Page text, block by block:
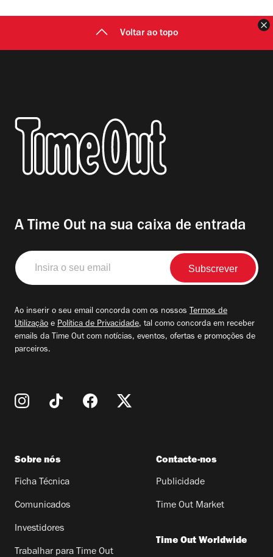
Voltar ao topo
A Time Out na sua caixa de entrada
Insira
o
seu
Ao inserir o seu email concorda com os nossos Termos de
Utilização e Política de Privacidade, tal como concorda em receber
emails da Time Out com notícias, eventos, ofertas e promoções de
parceiros.
Sobre nós
Ficha Técnica
Comunicados
Investidores
Trabalhar para Time Out
Contacte-nos
Publicidade
Time Out Market
Time Out Worldwide